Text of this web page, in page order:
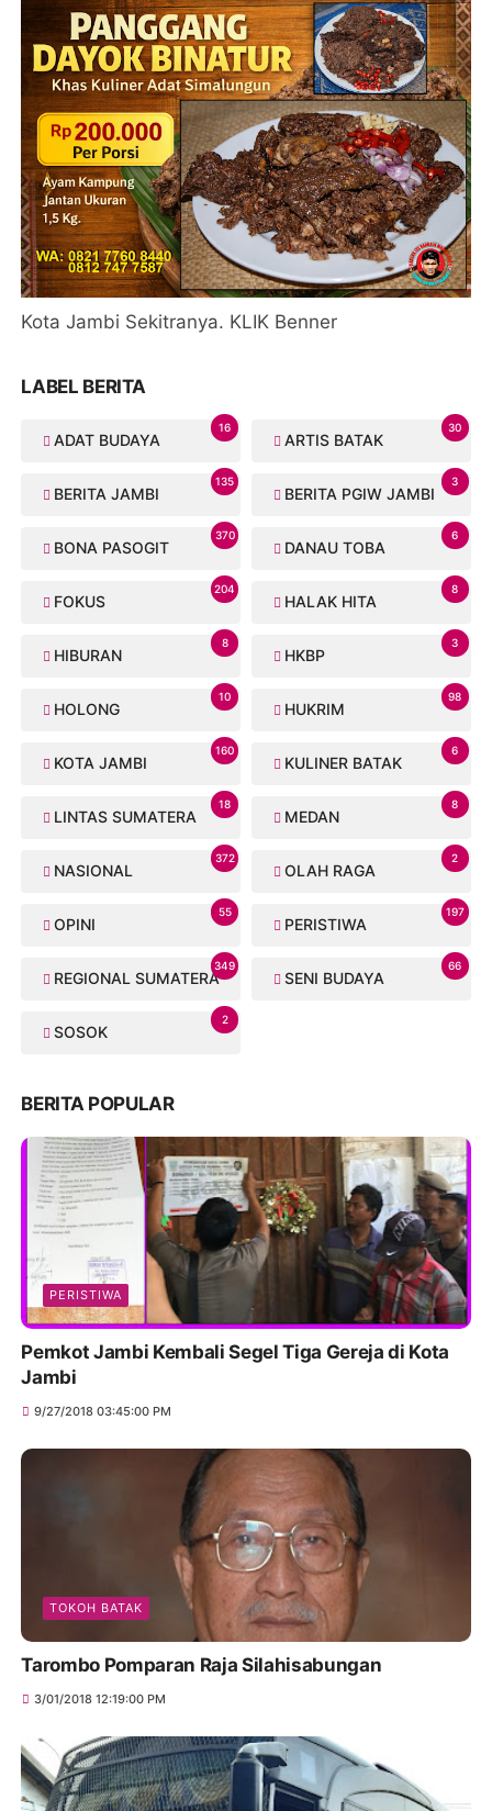
Kota Jambi Sekitranya. KLIK Benner
LABEL BERITA
ADAT BUDAYA
16
ARTIS BATAK
30
BERITA JAMBI
135
BERITA PGIW JAMBI
3
BONA PASOGIT
370
DANAU TOBA
6
FOKUS
204
HALAK HITA
8
HIBURAN
8
HKBP
3
HOLONG
10
HUKRIM
98
KOTA JAMBI
160
KULINER BATAK
6
LINTAS SUMATERA
18
MEDAN
8
NASIONAL
372
OLAH RAGA
2
OPINI
55
PERISTIWA
197
REGIONAL SUMATERA
349
SENI BUDAYA
66
SOSOK
2
BERITA POPULAR
PERISTIWA
Pemkot Jambi Kembali Segel Tiga Gereja di Kota
Jambi
9/27/2018 03:45:00 PM
TOKOH BATAK
Tarombo Pomparan Raja Silahisabungan
3/01/2018 12:19:00 PM